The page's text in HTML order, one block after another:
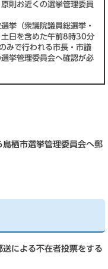
則お近くの選挙管理委員
挙（衆議院議員総選挙・
日を含めた午前8時30分
みで行われる市長・市議
挙管理委員会へ確認が必
栖市選挙管理委員会へ郵
による不在者投票をする